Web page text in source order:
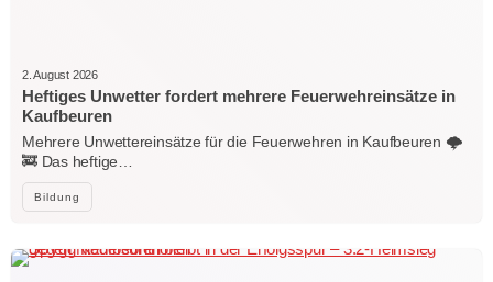
Bildung
2. August 2026
Heftiges Unwetter fordert mehrere Feuerwehreinsätze in
Kaufbeuren
Mehrere Unwettereinsätze für die Feuerwehren in Kaufbeuren 🌩️
🚒 Das heftige…